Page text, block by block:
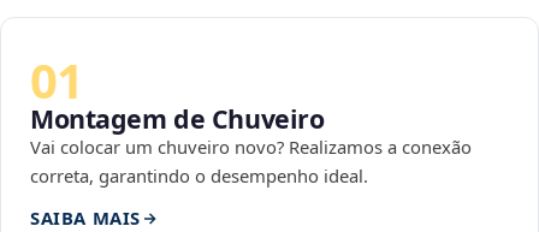
01
Montagem de Chuveiro
Vai colocar um chuveiro novo? Realizamos a conexão
correta, garantindo o desempenho ideal.
SAIBA MAIS